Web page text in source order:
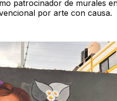
patrocinador de murales
por arte con causa.